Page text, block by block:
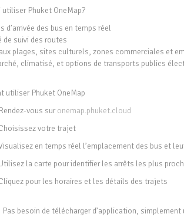
utiliser Phuket OneMap?
d’arrivée des bus en temps réel
de suivi des routes
plages, sites culturels, zones commerciales et
climatisé, et options de transports publics
utiliser Phuket OneMap
Rendez-vous suronemap.phuket.cloud
votre trajet
en temps réel l’emplacement des bus et
la carte pour identifier les arrêts les plus
pour les horaires et les détails des trajets
Pas besoin de télécharger d’application, simplement